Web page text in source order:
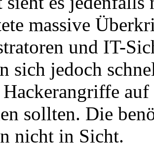
massive
und IT-
sich jedoch
Hackerangriffe
sollten. Die
nicht in Sicht.